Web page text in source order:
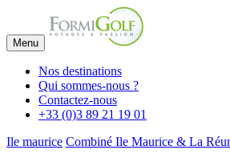
Menu
Nos destinations
Qui sommes-nous ?
Contactez-nous
+33 (0)3 89 21 19 01
Ile maurice Combiné Ile Maurice & La